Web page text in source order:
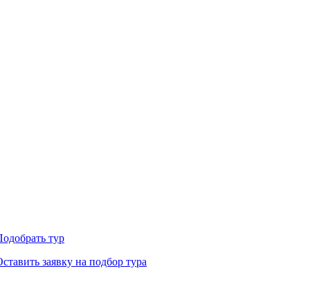
тур
заявку на подбор тура